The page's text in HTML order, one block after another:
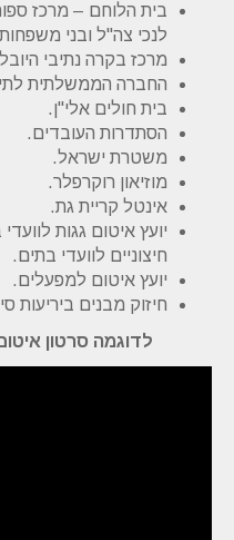
בית הלוחם – מרכז
לנכי צה"ל ובני
מרכז בקרה נתיבי
החברה הממשלתית
בית חולים אלי"ן.
הסתדרות העובדים.
משטרת ישראל.
מוזיאון רוקרפלר.
אינטל קריית גת.
יועץ איטום גגות
חיצוניים לוועדי בתים.
יועץ איטום למפעלים.
חיזוק מבנים ביריעות
לדוגמה סרטון